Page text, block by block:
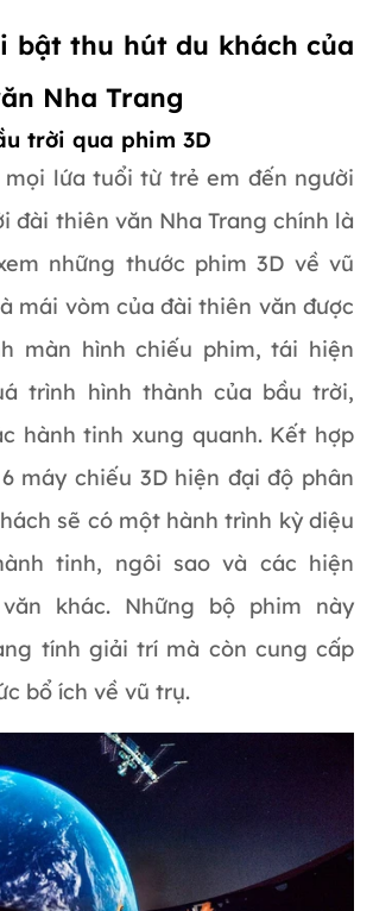
bật thu hút du khách của
Nha Trang
trời qua phim 3D
lứa tuổi từ trẻ em đến người
đài thiên văn Nha Trang chính là
những thước phim 3D về vũ
mái vòm của đài thiên văn được
màn hình chiếu phim, tái hiện
trình hình thành của bầu trời,
hành tinh xung quanh. Kết hợp
máy chiếu 3D hiện đại độ phân
sẽ có một hành trình kỳ diệu
tinh, ngôi sao và các hiện
khác. Những bộ phim này
tính giải trí mà còn cung cấp
bổ ích về vũ trụ.